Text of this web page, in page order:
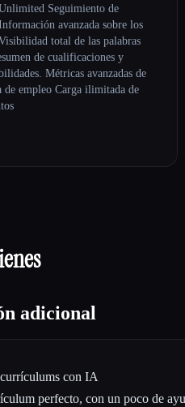
Seguimiento de
avanzada sobre los
total de las palabras
de cualificaciones y
Métricas avanzadas de
de empleo Carga ilimitada de
adicional
con IA
perfecto, con un poco de